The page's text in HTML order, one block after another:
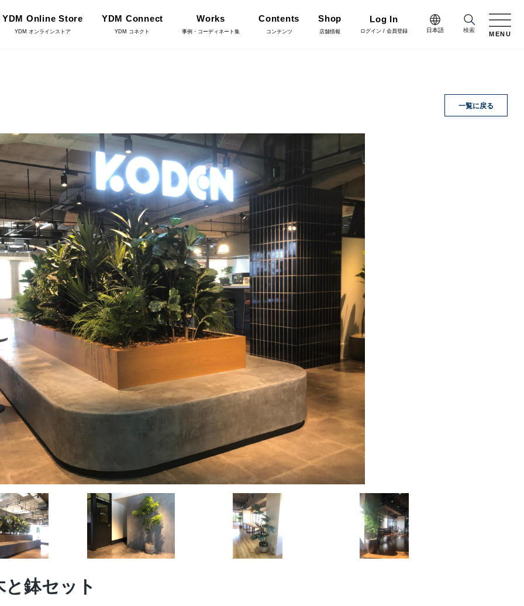
YDM Online Store
YDM オンラインストア
プリザーブドフラワー
・鉢カバ
花資材
クリスマス雑貨 正月雑貨
アイテム 家具 什器・スタンド・ベース
YDM Connect
YDM コネクト
Works
事例・コーディネート集
Contents
コンテンツ
Arrange/Craft
アレンジ・クラフト
Staff blog
Shop
店舗情報
Log In
ログイン / 会員登録 日本語 検索 MENU
YDM Connect 会員登録・取引申請
店舗情報・営業日 会社情報
お問い合わせ プライバシーポリシー
OFFICIAL SNS
一覧に戻る
鉢セット